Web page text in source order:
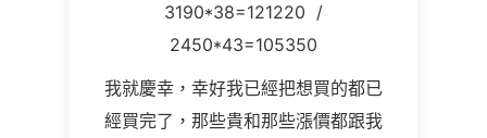
3190*38=121220 /
2450*43=105350
我就慶幸，幸好我已經把想買的都已
經買完了，那些貴和那些漲價都跟我